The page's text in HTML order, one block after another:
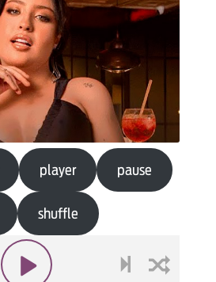
player pause
shuffle